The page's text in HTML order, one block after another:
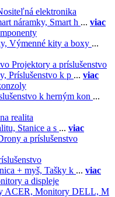
elektronika
náramky, Smart h ... viac
Výmenné kity a boxy ...
Projektory a príslušenstvo
Príslušenstvo k p ... viac
k herným kon ...
realita
Stanice a s ... viac
a príslušenstvo
+ myš, Tašky k ... viac
a displeje
ACER, Monitory DELL, M